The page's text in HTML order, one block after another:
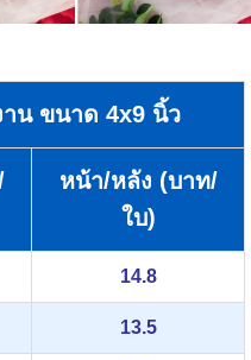
น ขนาด 4x9 นิ้ว
หน้า/หลัง (บาท/
ใบ)
14.8
13.5